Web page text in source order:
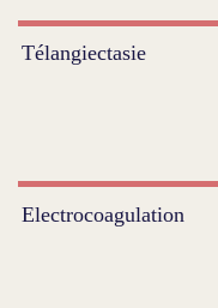
Télangiectasie
Electrocoagulation